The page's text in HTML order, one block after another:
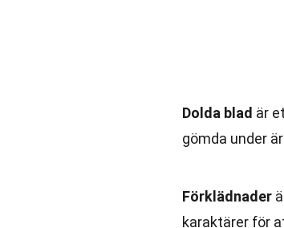
Dolda blad är
gömda under
Förklädnader
karaktärer för